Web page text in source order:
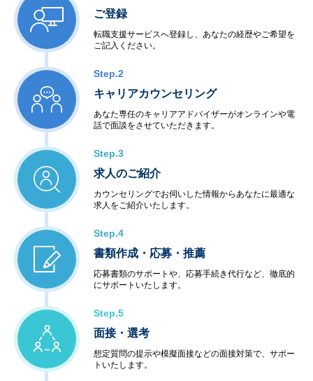
ご登録
転職支援サービスへ登録し、あなたの経歴やご希望を
ご記入ください。
Step.2
キャリアカウンセリング
あなた専任のキャリアアドバイザーがオンラインや電
話で面談をさせていただきます。
Step.3
求人のご紹介
カウンセリングでお伺いした情報からあなたに最適な
求人をご紹介いたします。
Step.4
書類作成・応募・推薦
応募書類のサポートや、応募手続き代行など、徹底的
にサポートいたします。
Step.5
面接・選考
想定質問の提示や模擬面接などの面接対策で、サポー
トいたします。